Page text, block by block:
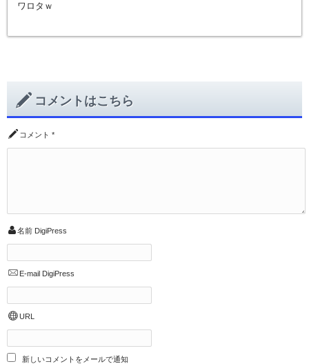
ワロタｗ
コメントはこちら
コメント *
名前 DigiPress
E-mail DigiPress
URL
新しいコメントをメールで通知